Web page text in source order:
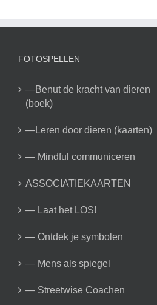
FOTOSPELLEN
—Benut de kracht van dieren
(boek)
—Leren door dieren (kaarten)
— Mindful communiceren
ASSOCIATIEKAARTEN
— Laat het LOS!
— Ontdek je symbolen
— Mens als spiegel
— Streetwise Coachen